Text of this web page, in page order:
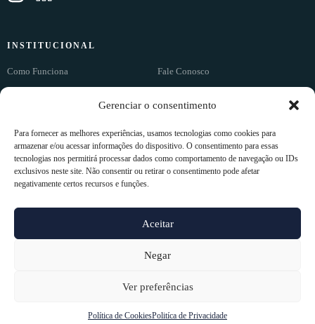
Gerenciar o consentimento
Para fornecer as melhores experiências, usamos tecnologias como cookies para
armazenar e/ou acessar informações do dispositivo. O consentimento para essas
tecnologias nos permitirá processar dados como comportamento de navegação ou IDs
exclusivos neste site. Não consentir ou retirar o consentimento pode afetar
negativamente certos recursos e funções.
Aceitar
Negar
Ver preferências
Política de CookiesPolitíca de Privacidade
INSTITUCIONAL
Como Funciona Fale Conosco
ASSINAR
AGORA
CNPJ 10.175.924/0001-82. Todos os direitos
Termos e Condições
Desenvolvido no Brasil pela